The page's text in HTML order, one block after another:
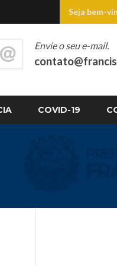
Seja bem-
COVID-19
Envie o seu e-mail.